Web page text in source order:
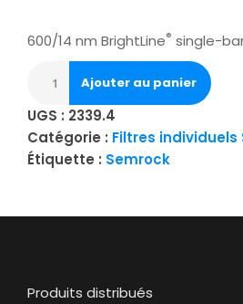
600/14 nm BrightLine® single-
Ajouter au panier
UGS : 2339.4
Catégorie : Filtres individuels
Étiquette : Semrock
Produits distribués